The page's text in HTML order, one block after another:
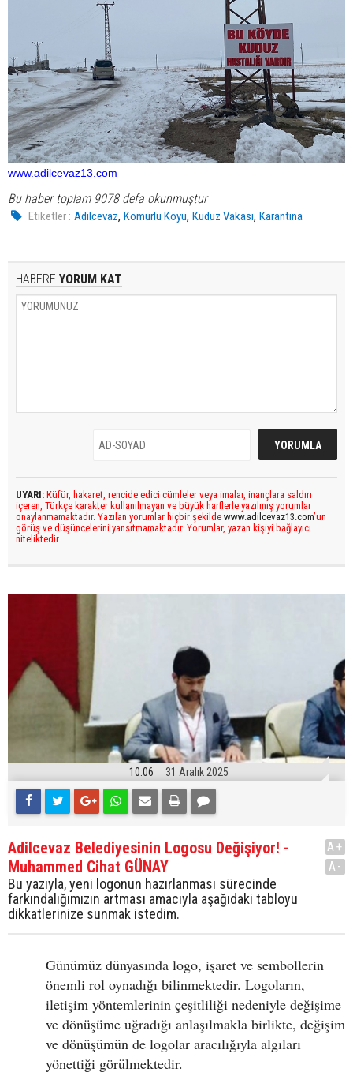
www.adilcevaz13.com
Bu haber toplam 9078 defa okunmuştur
Etiketler : Adilcevaz,Kömürlü Köyü,Kuduz Vakası,Karantina
HABERE YORUM KAT
UYARI: Küfür, hakaret, rencide edici cümleler veya imalar, inançlara saldırı
içeren, Türkçe karakter kullanılmayan ve büyük harflerle yazılmış yorumlar
onaylanmamaktadır. Yazılan yorumlar hiçbir şekilde www.adilcevaz13.com’un
görüş ve düşüncelerini yansıtmamaktadır. Yorumlar, yazan kişiyi bağlayıcı
niteliktedir.
10:06 31 Aralık 2025
Adilcevaz Belediyesinin Logosu Değişiyor! -
Muhammed Cihat GÜNAY
Bu yazıyla, yeni logonun hazırlanması sürecinde
farkındalığımızın artması amacıyla aşağıdaki tabloyu
dikkatlerinize sunmak istedim.
A+
A-
Günümüz dünyasında logo, işaret ve sembollerin
önemli rol oynadığı bilinmektedir. Logoların,
iletişim yöntemlerinin çeşitliliği nedeniyle değişime
ve dönüşüme uğradığı anlaşılmakla birlikte, değişim
ve dönüşümün de logolar aracılığıyla algıları
yönettiği görülmektedir.